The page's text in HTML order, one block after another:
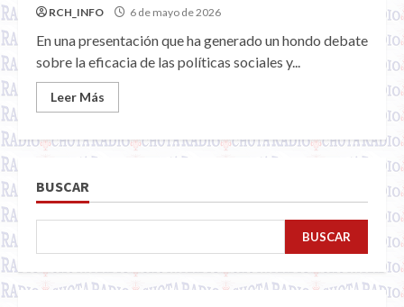
RCH_INFO 6 de mayo de 2026
En una presentación que ha generado un hondo debate
sobre la eficacia de las políticas sociales y...
Leer Más
BUSCAR
BUSCAR